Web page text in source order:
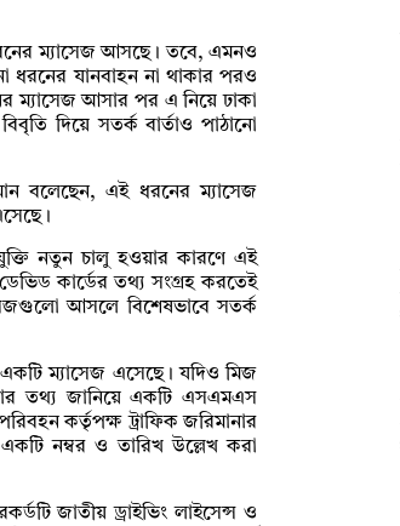
ম্যাসেজ আসছে। তবে, এমনও
ধরনের যানবাহন না থাকার পরও
ম্যাসেজ আসার পর এ নিয়ে ঢাকা
দিয়ে সতর্ক বার্তাও পাঠানো
বলেছেন, এই ধরনের ম্যাসেজ
নতুন চালু হওয়ার কারণে এই
কার্ডের তথ্য সংগ্রহ করতেই
আসলে বিশেষভাবে সতর্ক
ম্যাসেজ এসেছে। যদিও মিজ
তথ্য জানিয়ে একটি এসএমএস
কর্তৃপক্ষ ট্রাফিক জরিমানার
একটি নম্বর ও তারিখ উল্লেখ করা
জাতীয় ড্রাইভিং লাইসেন্স ও